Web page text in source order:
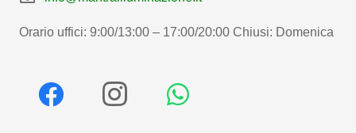
Orario uffici: 9:00/13:00 – 17:00/20:00 Chiusi: Domenica